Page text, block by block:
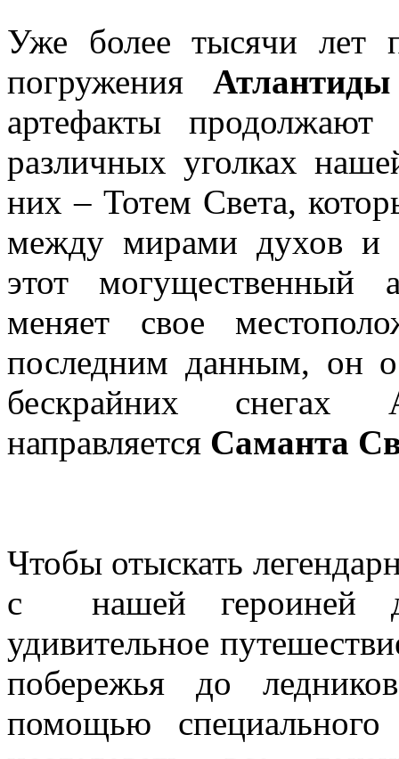
Уже более тысячи лет
погружения Атлантиды
артефакты
различных уголках
них – Тотем Света,
между мирами духов и
этот могущественный
меняет свое
последним данным, он
бескрайних
направляется Саманта
Чтобы отыскать
с нашей героиней
удивительное
побережья до
помощью специального